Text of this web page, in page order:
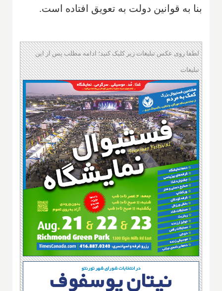
بنا به قوانین دولت به تعویق افتاده است.
لطفا روی عکس تبلیغات زیر کلیک کنید؛ ادامه مطلب پس از این
تبلیغات